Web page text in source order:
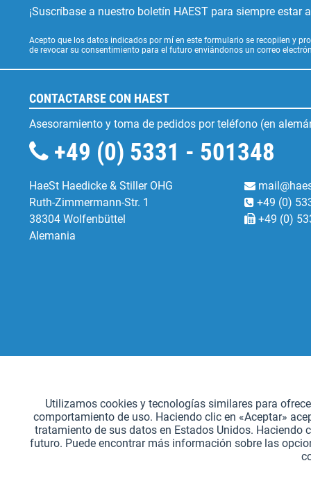
¡Suscríbase a nuestro boletín HAEST para siempre estar
Acepto que los datos indicados por mí en este formulario se recopilen y
de revocar su consentimiento para el futuro enviándonos un correo
CONTACTARSE CON HAEST
Asesoramiento y toma de pedidos por teléfono (en
+49 (0) 5331 - 501348
HaeSt Haedicke & Stiller OHG
Ruth-Zimmermann-Str. 1
38304 Wolfenbüttel
Alemania
+49 (0)
+49 (0)
Seguimiento
Utilizamos cookies y tecnologías similares para
comportamiento de uso. Haciendo clic en «Aceptar»
tratamiento de sus datos en Estados Unidos.
futuro. Puede encontrar más información sobre las